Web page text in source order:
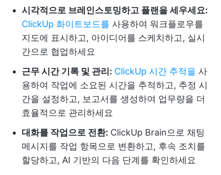
시각적으로 브레인스토밍하고 플랜을 세우세요:
ClickUp 화이트보드를 사용하여 워크플로우를
지도에 표시하고, 아이디어를 스케치하고, 실시
간으로 협업하세요
근무 시간 기록 및 관리: ClickUp 시간 추적을 사
용하여 작업에 소요된 시간을 추적하고, 추정 시
간을 설정하고, 보고서를 생성하여 업무량을 더
효율적으로 관리하세요
대화를 작업으로 전환: ClickUp Brain으로 채팅
메시지를 작업 항목으로 변환하고, 후속 조치를
할당하고, AI 기반의 다음 단계를 확인하세요